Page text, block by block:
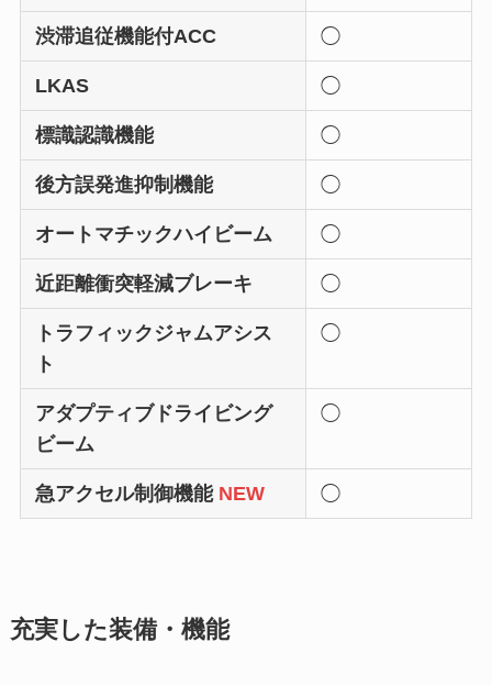
渋滞追従機能付ACC ◯
LKAS ◯
標識認識機能 ◯
後方誤発進抑制機能 ◯
オートマチックハイビーム ◯
近距離衝突軽減ブレーキ ◯
トラフィックジャムアシス
ト
◯
アダプティブドライビング
ビーム
◯
急アクセル制御機能 NEW ◯
充実した装備・機能